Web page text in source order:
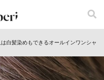
白髪染めもできるオールインワンシャ